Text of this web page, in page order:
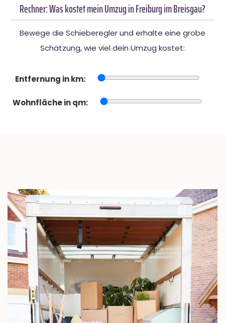
Rechner: Was kostet mein Umzug in Freiburg im Breisgau?
Bewege die Schieberegler und erhalte eine grobe
Schätzung, wie viel dein Umzug kostet:
Entfernung in km:
Wohnfläche in qm: